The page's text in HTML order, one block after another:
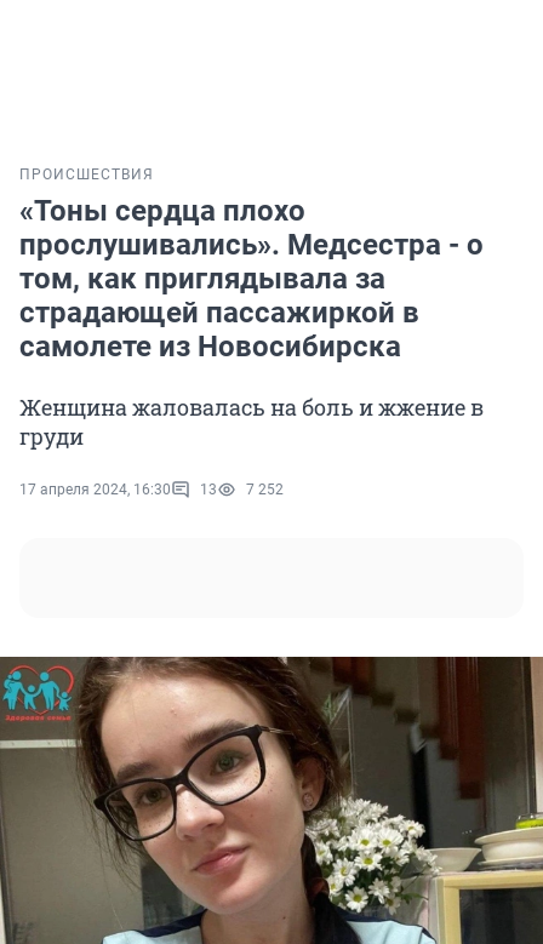
ПРОИСШЕСТВИЯ
«Тоны сердца плохо
прослушивались». Медсестра - о
том, как приглядывала за
страдающей пассажиркой в
самолете из Новосибирска
Женщина жаловалась на боль и жжение в
груди
17 апреля 2024, 16:30 13 7 252